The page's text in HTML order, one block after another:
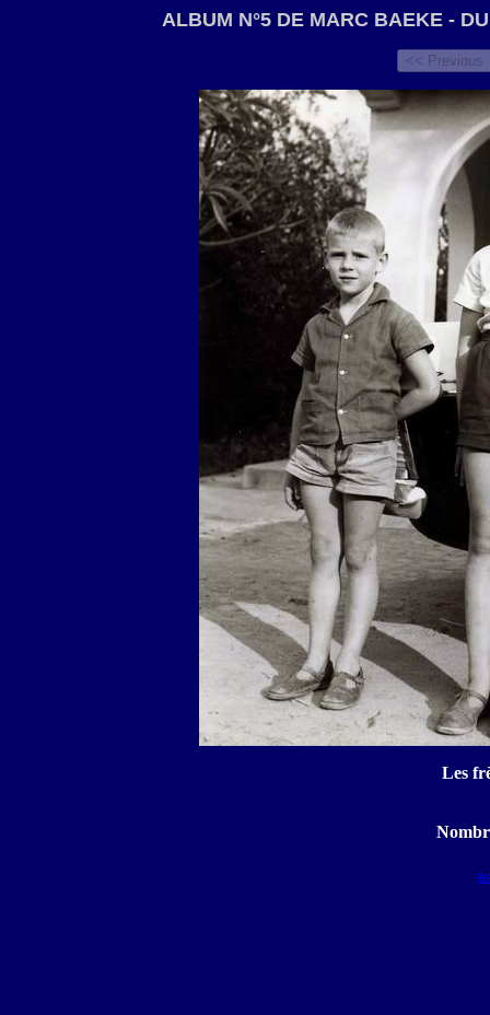
ALBUM N°5 DE MARC BAEKE -
Les